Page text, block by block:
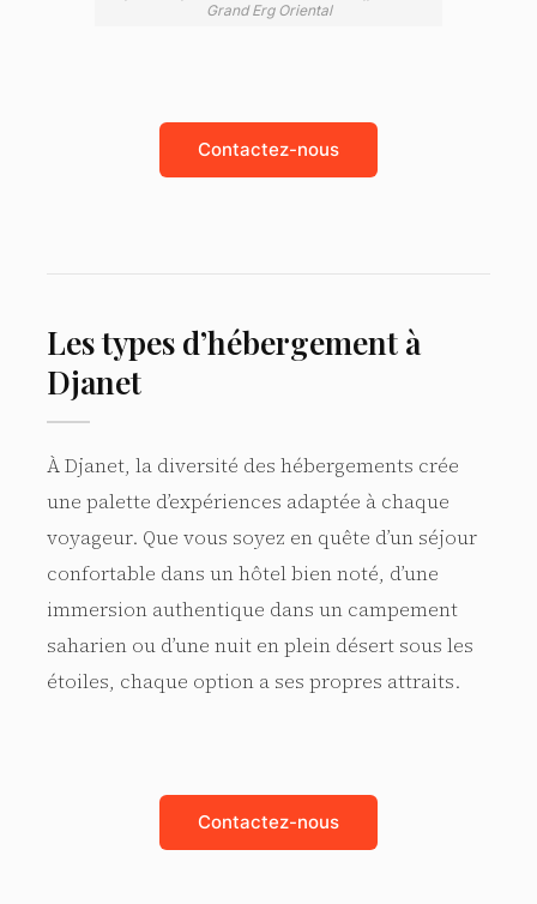
Grand Erg Oriental
Contactez-nous
Les types d’hébergement à
Djanet
À Djanet, la diversité des hébergements crée
une palette d’expériences adaptée à chaque
voyageur. Que vous soyez en quête d’un séjour
confortable dans un hôtel bien noté, d’une
immersion authentique dans un campement
saharien ou d’une nuit en plein désert sous les
étoiles, chaque option a ses propres attraits.
Contactez-nous